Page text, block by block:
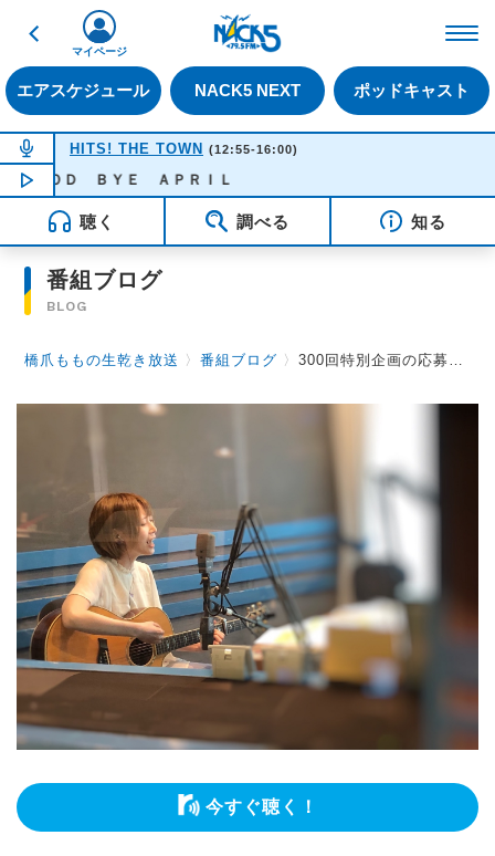
戻る
エアスケジュール NACK5 NEXT ポッドキャスト
マイページ
NOW ON AIR
HITS! THE TOWN (12:55-16:00)
NOW PLAYING13:55
Ｄ ＢＹＥ ＡＰＲＩＬ
聴く 調べる 知る
番組ブログ
BLOG
橋爪ももの生乾き放送 〉番組ブログ 〉300回特別企画の応募開始！
今すぐ聴く！